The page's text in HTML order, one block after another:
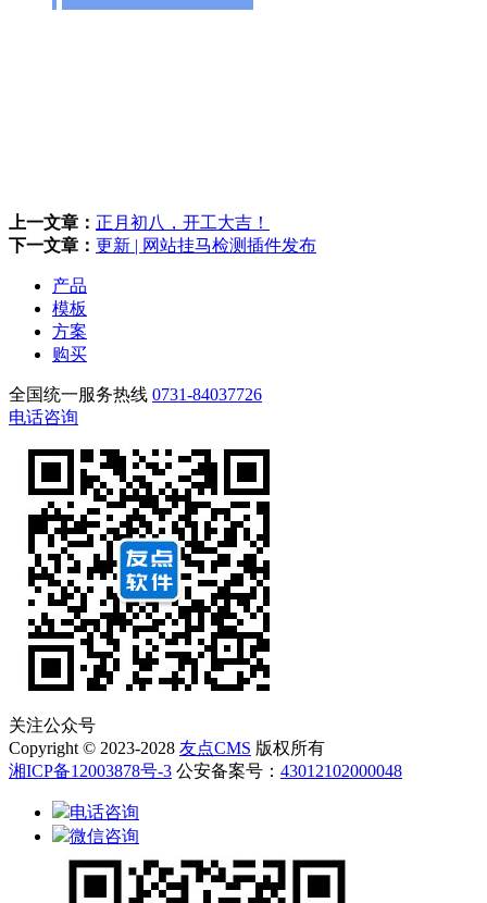
上一文章： 正月初八，开工大吉！
下一文章： 更新 | 网站挂马检测插件发布
产品
模板
方案
购买
全国统一服务热线 0731-84037726
电话咨询
关注公众号
Copyright © 2023-2028 友点CMS 版权所有
湘ICP备12003878号-3 公安备案号： 43012102000048
电话咨询
微信咨询